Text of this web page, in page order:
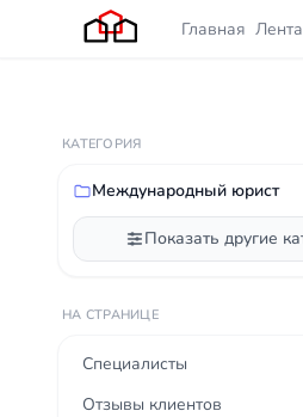
Главная Лента
КАТЕГОРИЯ
Международный юрист
Показать другие
НА СТРАНИЦЕ
Специалисты
Отзывы клиентов